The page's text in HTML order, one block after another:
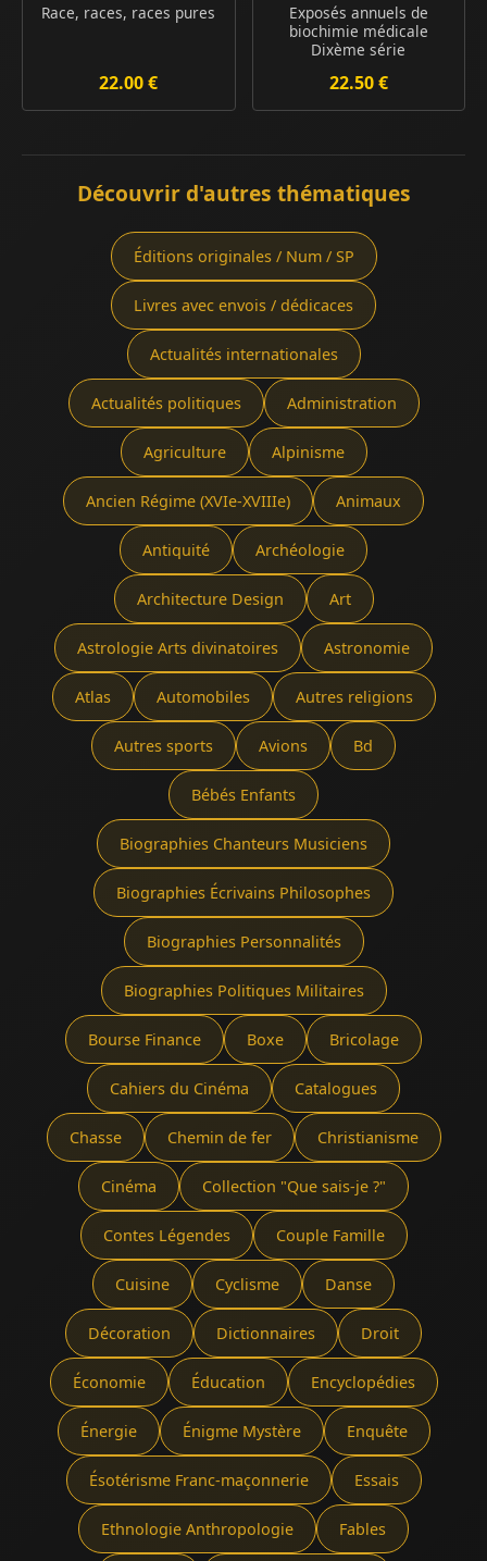
Race, races, races pures
22.00 €
Exposés annuels de
biochimie médicale
Dixème série
22.50 €
Découvrir d'autres thématiques
Éditions originales / Num / SP
Livres avec envois / dédicaces
Actualités internationales
Actualités politiques Administration
Agriculture Alpinisme
Ancien Régime (XVIe-XVIIIe) Animaux
Antiquité Archéologie
Architecture Design Art
Astrologie Arts divinatoires Astronomie
Atlas Automobiles Autres religions
Autres sports Avions Bd
Bébés Enfants
Biographies Chanteurs Musiciens
Biographies Écrivains Philosophes
Biographies Personnalités
Biographies Politiques Militaires
Bourse Finance Boxe Bricolage
Cahiers du Cinéma Catalogues
Chasse Chemin de fer Christianisme
Cinéma Collection "Que sais-je ?"
Contes Légendes Couple Famille
Cuisine Cyclisme Danse
Décoration Dictionnaires Droit
Économie Éducation Encyclopédies
Énergie Énigme Mystère Enquête
Ésotérisme Franc-maçonnerie Essais
Ethnologie Anthropologie Fables